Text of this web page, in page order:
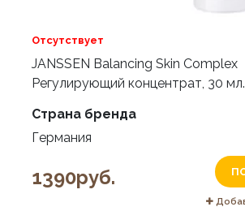
Отсутствует
JANSSEN Balancing Skin Complex
Регулирующий концентрат, 30 мл.
Страна бренда
Германия
1390руб.